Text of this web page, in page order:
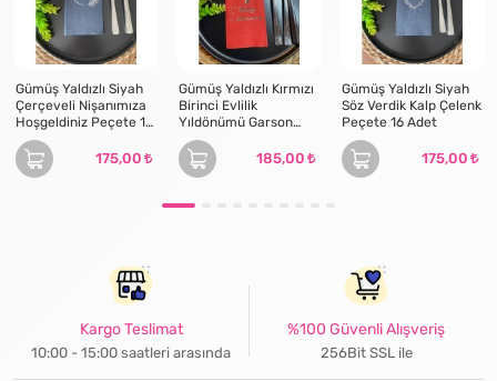
Gümüş Yaldızlı Siyah
Çerçeveli Nişanımıza
Hoşgeldiniz Peçete 16
Adet
175,00
Gümüş Yaldızlı Kırmızı
Birinci Evlilik
Yıldönümü Garson
Katlama Peçete 16 lı
185,00
Gümüş Yaldızlı Siyah
Söz Verdik Kalp Çelenk
Peçete 16 Adet
175,00
Kargo Teslimat
10:00 - 15:00 saatleri arasında
%100 Güvenli Alışveriş
256Bit SSL ile